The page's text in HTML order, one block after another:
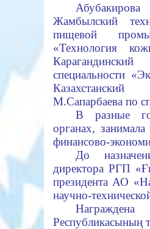
Жамбылский
пищевой
«Технология
специальности
М.Сапарбаева по
В разные
органах,
финансово-
До
директора РГП
президента АО
научно-
Награждена
Республикасының